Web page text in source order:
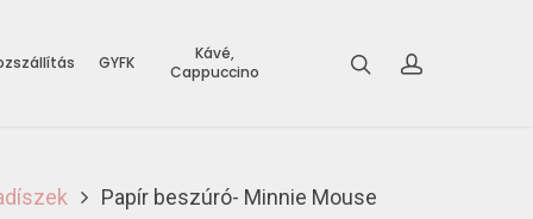
GYFK
Kávé,
Cappuccino
Papír beszúró- Minnie Mouse